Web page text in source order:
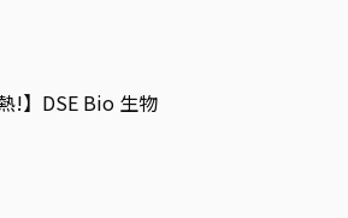
!】DSE Bio 生物